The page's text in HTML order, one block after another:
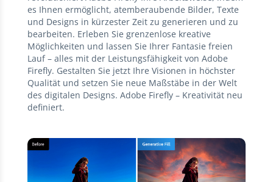
es Ihnen ermöglicht, atemberaubende Bilder, Texte
und Designs in kürzester Zeit zu generieren und zu
bearbeiten. Erleben Sie grenzenlose kreative
Möglichkeiten und lassen Sie Ihrer Fantasie freien
Lauf – alles mit der Leistungsfähigkeit von Adobe
Firefly. Gestalten Sie jetzt Ihre Visionen in höchster
Qualität und setzen Sie neue Maßstäbe in der Welt
des digitalen Designs. Adobe Firefly – Kreativität neu
definiert.